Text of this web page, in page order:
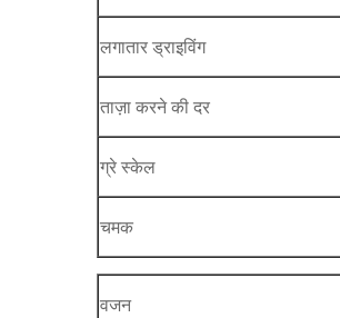
लगातार ड्राइविंग
ताज़ा करने की दर
ग्रे स्केल
चमक
वजन